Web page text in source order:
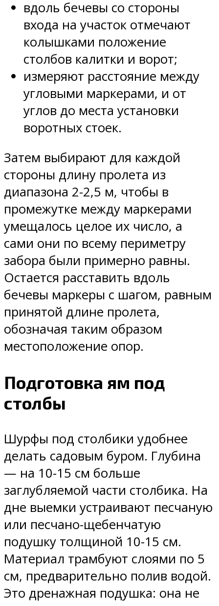
вдоль бечевы со стороны
входа на участок отмечают
колышками положение
столбов калитки и ворот;
измеряют расстояние между
угловыми маркерами, и от
углов до места установки
воротных стоек.
Затем выбирают для каждой
стороны длину пролета из
диапазона 2-2,5 м, чтобы в
промежутке между маркерами
умещалось целое их число, а
сами они по всему периметру
забора были примерно равны.
Остается расставить вдоль
бечевы маркеры с шагом, равным
принятой длине пролета,
обозначая таким образом
местоположение опор.
Подготовка ям под
столбы
Шурфы под столбики удобнее
делать садовым буром. Глубина
— на 10-15 см больше
заглубляемой части столбика. На
дне выемки устраивают песчаную
или песчано-щебенчатую
подушку толщиной 10-15 см.
Материал трамбуют слоями по 5
см, предварительно полив водой.
Это дренажная подушка: она не